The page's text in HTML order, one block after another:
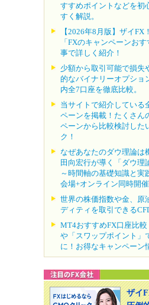
すすめポイントなどを初
すく解説。
【2026年8月版】ザイ
「FXのキャンペーンお
事で詳しく紹介！
少額から取引可能で損失
的なバイナリーオプショ
内全7口座を徹底比較。
当サイトで紹介している
ペーンを掲載！たくさん
ペーンから比較検討した
ク！
なぜあなたのダウ理論は
田向宏行が導く「ダウ理
～時間軸の基礎知識と実
会場+オンライン同時開催
世界の株価指数や金、原
ディティを取引できる
MT4おすすめFX口座比較
や「スワップポイント」
に！お得なキャンペーン
ザイ